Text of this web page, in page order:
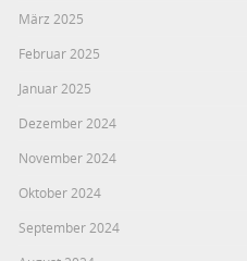
März 2025
Februar 2025
Januar 2025
Dezember 2024
November 2024
Oktober 2024
September 2024